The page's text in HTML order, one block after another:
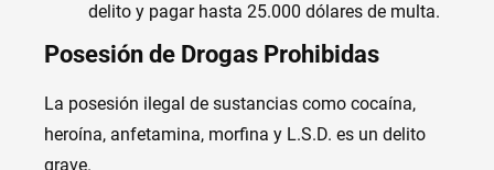
delito y pagar hasta 25.000 dólares de multa.
Posesión de Drogas Prohibidas
La posesión ilegal de sustancias como cocaína,
heroína, anfetamina, morfina y L.S.D. es un delito
grave.